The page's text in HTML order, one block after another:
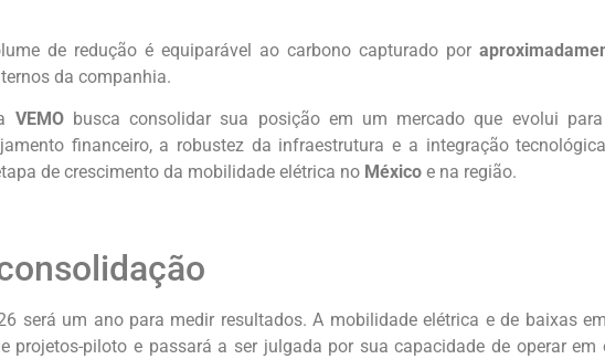
de redução é equiparável ao carbono capturado por
da companhia.
VEMO busca consolidar sua posição em um mercado que evolui
financeiro, a robustez da infraestrutura e a integração
de crescimento da mobilidade elétrica no México e na região.
será um ano para medir resultados. A mobilidade elétrica e de baixas
projetos-piloto e passará a ser julgada por sua capacidade de operar em